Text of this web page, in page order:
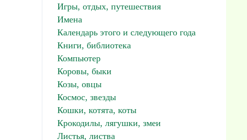
Игры, отдых, путешествия
Имена
Календарь этого и следующего года
Книги, библиотека
Компьютер
Коровы, быки
Козы, овцы
Космос, звезды
Кошки, котята, коты
Крокодилы, лягушки, змеи
Листья, листва